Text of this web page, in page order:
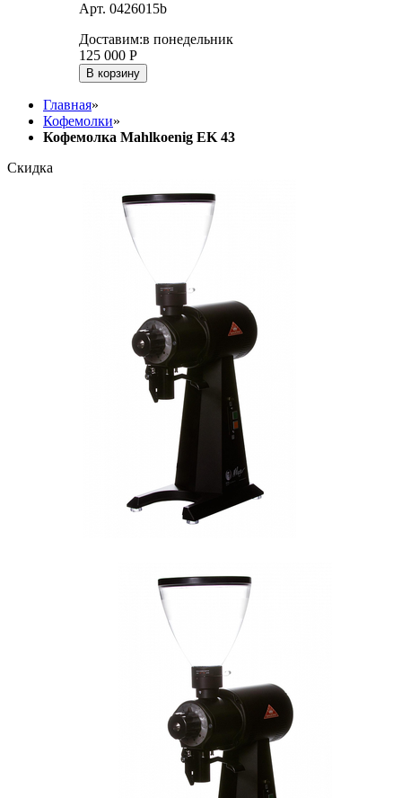
Арт. 0426015b
Доставим:в понедельник
125 000 Р
В корзину
Главная»
Кофемолки»
Кофемолка Mahlkoenig EK 43
Скидка